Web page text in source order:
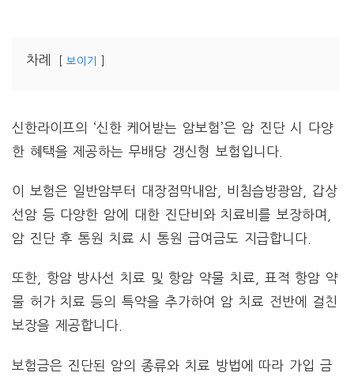
차례 보이기
신한라이프의 ‘신한 케어받는 암보험’은 암 진단 시 다양
한 혜택을 제공하는 무배당 갱신형 보험입니다.
이 보험은 일반암부터 대장점막내암, 비침습방광암, 갑상
선암 등 다양한 암에 대한 진단비와 치료비를 보장하며,
암 진단 후 통원 치료 시 통원 급여금도 지급합니다.
또한, 항암 방사선 치료 및 항암 약물 치료, 표적 항암 약
물 허가 치료 등의 특약을 추가하여 암 치료 전반에 걸친
보장을 제공합니다.
보험금은 진단된 암의 종류와 치료 방법에 따라 가입 금